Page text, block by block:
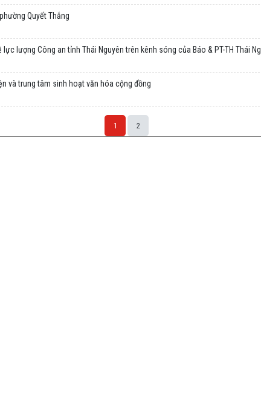
Quyết Thắng
lượng Công an tỉnh Thái Nguyên trên kênh sóng của Báo & PT-TH Thái
và trung tâm sinh hoạt văn hóa cộng đồng
1 2